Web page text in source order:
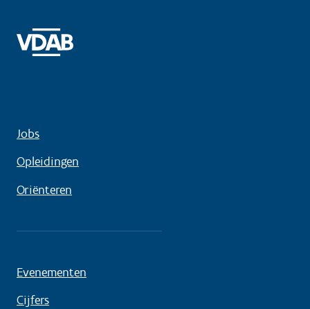
Jobs
Opleidingen
Oriënteren
Evenementen
Cijfers